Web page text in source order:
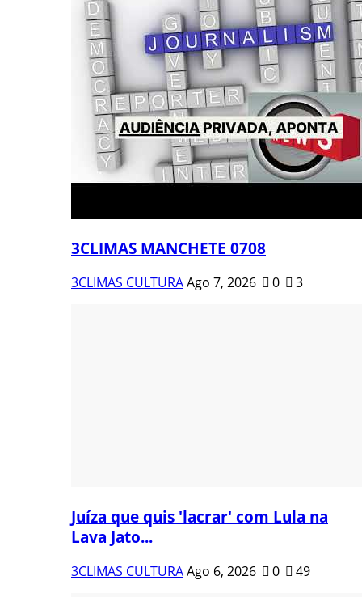
3CLIMAS MANCHETE 0708
3CLIMAS CULTURAAgo 7, 2026 0 3
Juíza que quis 'lacrar' com Lula na
Lava Jato...
3CLIMAS CULTURAAgo 6, 2026 0 49